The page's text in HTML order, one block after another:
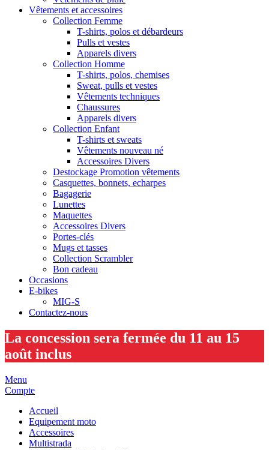
Vêtements et accessoires
Collection Femme
T-shirts, polos et débardeurs
Pulls et vestes
Apparels divers
Collection Homme
T-shirts, polos, chemises
Sweat, pulls et vestes
Vêtements techniques
Chaussures
Apparels divers
Collection Enfant
T-shirts et sweats
Vêtements nouveau né
Accessoires Divers
Destockage Promotion vêtements
Casquettes, bonnets, echarpes
Bagagerie
Lunettes
Maquettes
Accessoires Divers
Portes-clés
Mugs et tasses
Collection Scrambler
Bon cadeau
Occasions
E-bikes
MIG-S
Contactez-nous
La concession sera fermée du 11 au 15
août inclus
Menu
Compte
Accueil
Equipement moto
Accessoires
Multistrada